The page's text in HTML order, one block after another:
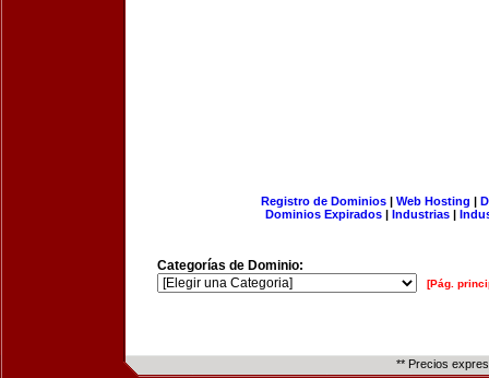
Registro de Dominios| Web Hosting |
Dominios Expirados | Industrias |
Categorías de Dominio:
[Pág.
** Precios